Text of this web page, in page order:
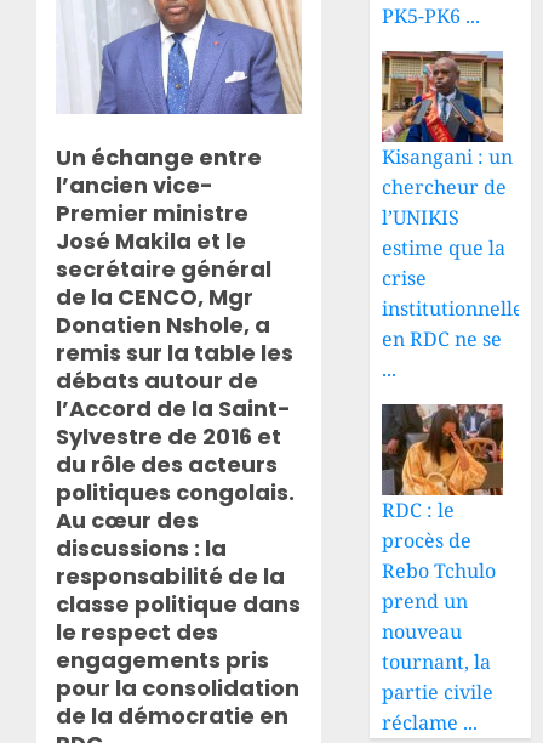
Un échange entre
l’ancien vice-
Premier ministre
José Makila et le
secrétaire général
de la CENCO, Mgr
Donatien Nshole, a
remis sur la table les
débats autour de
l’Accord de la Saint-
Sylvestre de 2016 et
du rôle des acteurs
politiques congolais.
Au cœur des
discussions : la
responsabilité de la
classe politique dans
le respect des
engagements pris
pour la consolidation
de la démocratie en
PK5-PK6 ...
Kisangani : un
chercheur de
l’UNIKIS
estime que la
crise
institutionnelle
en RDC ne se
...
RDC : le
procès de
Rebo Tchulo
prend un
nouveau
tournant, la
partie civile
réclame ...